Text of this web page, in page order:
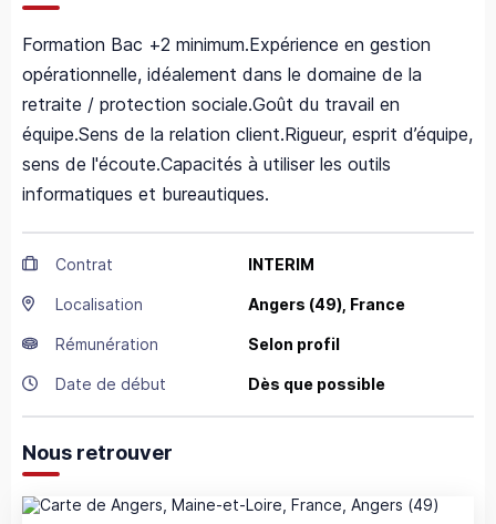
Formation Bac +2 minimum.Expérience en gestion
opérationnelle, idéalement dans le domaine de la
retraite / protection sociale.Goût du travail en
équipe.Sens de la relation client.Rigueur, esprit d’équipe,
sens de l'écoute.Capacités à utiliser les outils
informatiques et bureautiques.
Contrat INTERIM
Localisation Angers (49), France
Rémunération Selon profil
Date de début Dès que possible
Nous retrouver